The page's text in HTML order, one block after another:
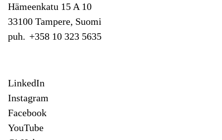
Hämeenkatu 15 A 10
33100 Tampere, Suomi
puh. +358 10 323 5635
LinkedIn
Instagram
Facebook
YouTube